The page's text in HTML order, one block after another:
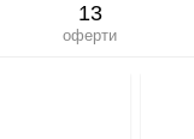
13
оферти